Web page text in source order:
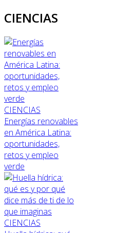
CIENCIAS
CIENCIAS
Energías renovables
en América Latina:
oportunidades,
retos y empleo
verde
CIENCIAS